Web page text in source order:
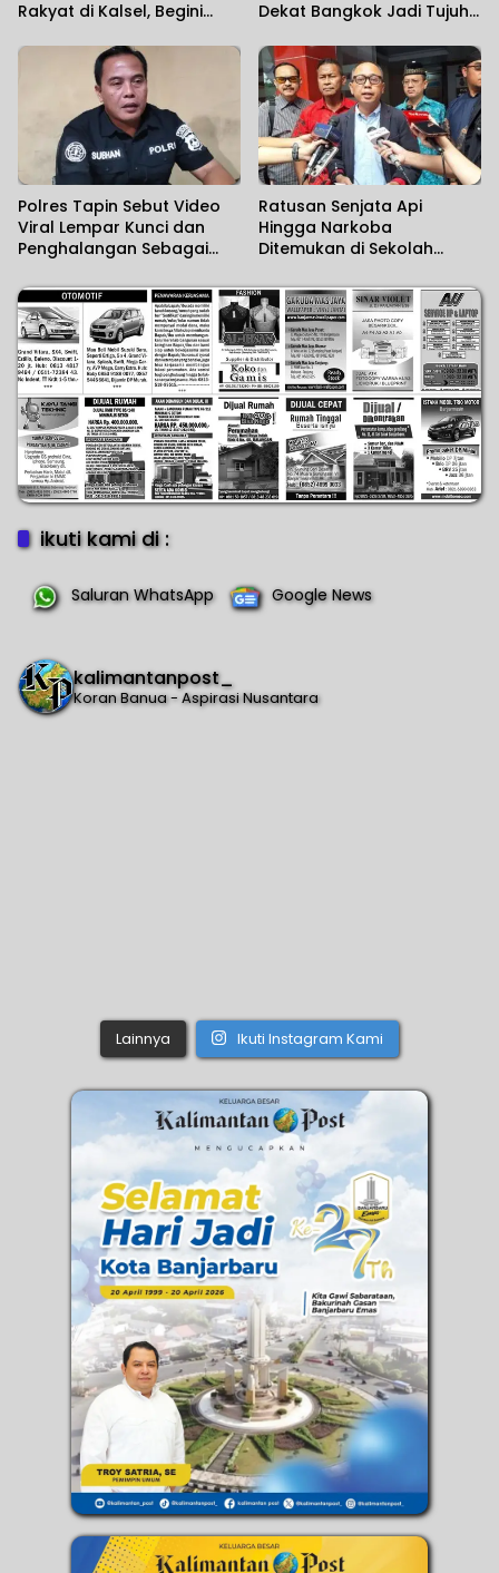
Rakyat di Kalsel, Begini
Dekat Bangkok Jadi Tujuh
Polres Tapin Sebut Video
Viral Lempar Kunci dan
Penghalangan Sebagai
Ratusan Senjata Api
Hingga Narkoba
Ditemukan di Sekolah
ikuti kami di :
Saluran WhatsApp Google News
kalimantanpost_
Koran Banua - Aspirasi Nusantara
Lainnya Ikuti Instagram Kami